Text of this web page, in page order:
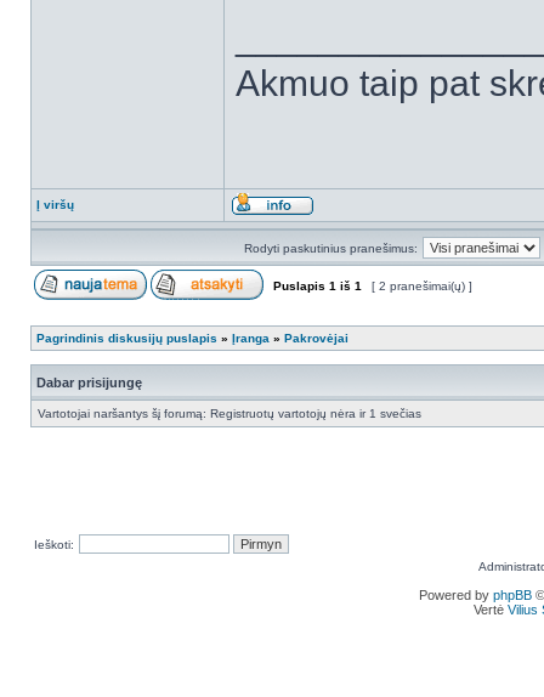
Akmuo taip pat
Į viršų
Rodyti paskutinius pranešimus:
Puslapis 1 iš 1 [ 2 pranešimai(ų) ]
Pagrindinis diskusijų puslapis » Įranga » Pakrovėjai
Dabar prisijungę
Vartotojai naršantys šį forumą: Registruotų vartotojų nėra ir 1 svečias
Ieškoti:
Powered by phpBB
Vertė Vilius